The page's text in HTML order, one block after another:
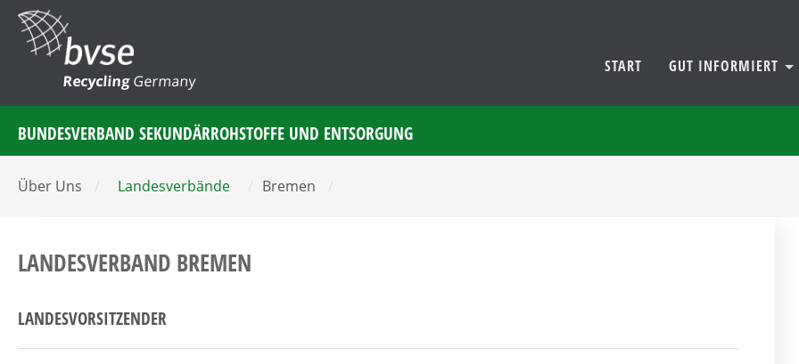
RecyclingGermany
START GUT INFORMIERT
BUNDESVERBAND SEKUNDÄRROHSTOFFE UND ENTSORGUNG
Über Uns / Landesverbände / Bremen /
LANDESVERBAND BREMEN
LANDESVORSITZENDER